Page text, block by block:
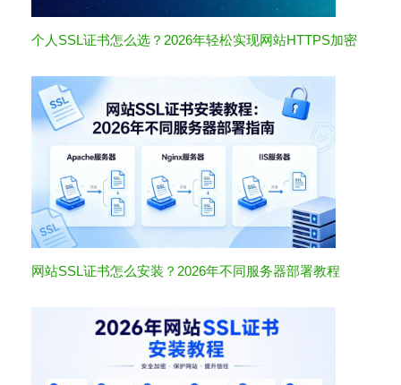
个人SSL证书怎么选？2026年轻松实现网站HTTPS加密
网站SSL证书怎么安装？2026年不同服务器部署教程